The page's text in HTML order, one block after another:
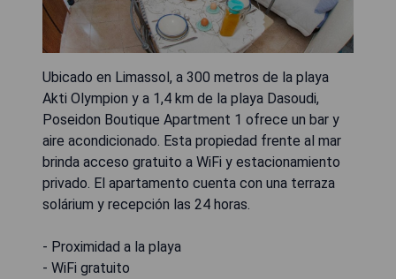
Ubicado en Limassol, a 300 metros de la playa
Akti Olympion y a 1,4 km de la playa Dasoudi,
Poseidon Boutique Apartment 1 ofrece un bar y
aire acondicionado. Esta propiedad frente al mar
brinda acceso gratuito a WiFi y estacionamiento
privado. El apartamento cuenta con una terraza
solárium y recepción las 24 horas.
- Proximidad a la playa
- WiFi gratuito